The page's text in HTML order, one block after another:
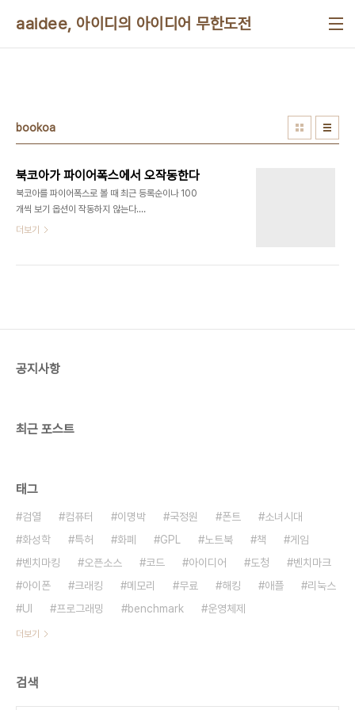
aaidee, 아이디의 아이디어 무한도전
bookoa
북코아가 파이어폭스에서 오작동한다
북코아를 파이어폭스로 볼 때 최근 등록순이나 100
개씩 보기 옵션이 작동하지 않는다.
onchange="javascript:location.href('/module/searchByKonan/openBo...
람으로서 불쾌하다. 컴퓨터 입문/활용컴퓨터공학
더보기
공지사항
최근 포스트
태그
검열 컴퓨터 이명박 국정원 폰트
소녀시대
화성학
특허 화폐 GPL 노트북 책
게임
벤치마킹
오픈소스 코드 아이디어 도청
벤치마크
아이폰
크래킹 메모리 무료 해킹 애플
리눅스
UI
프로그래밍 benchmark 운영체제
더보기
검색